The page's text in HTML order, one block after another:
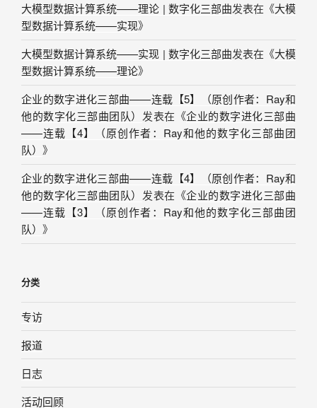
大模型数据计算系统——理论 | 数字化三部曲发表在《大模
型数据计算系统——实现》
大模型数据计算系统——实现 | 数字化三部曲发表在《大模
型数据计算系统——理论》
企业的数字进化三部曲——连载【5】（原创作者：Ray和
他的数字化三部曲团队） 发表在《企业的数字进化三部曲
——连载【4】（原创作者：Ray和他的数字化三部曲团
队） 》
企业的数字进化三部曲——连载【4】（原创作者：Ray和
他的数字化三部曲团队） 发表在《企业的数字进化三部曲
——连载【3】（原创作者：Ray和他的数字化三部曲团
队） 》
分类
专访
报道
日志
活动回顾